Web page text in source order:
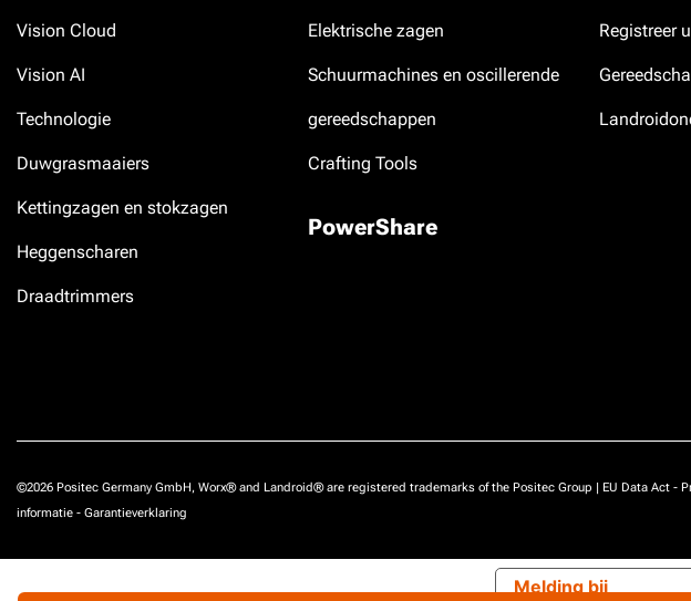
Vision Cloud
Vision AI
Technologie
Duwgrasmaaiers
Kettingzagen en stokzagen
Heggenscharen
Draadtrimmers
Elektrische zagen
Schuurmachines en oscillerende
gereedschappen
Crafting Tools
PowerShare
Registreer
©2026 Positec Germany GmbH, Worx® and Landroid® are registered trademarks of the Positec Group | EU Data Act -
informatie - Garantieverklaring
Melding bij